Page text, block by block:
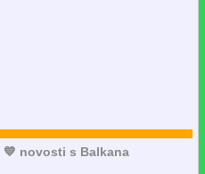
novosti s Balkana